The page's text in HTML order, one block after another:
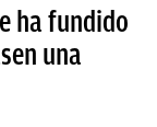
ha fundido
una